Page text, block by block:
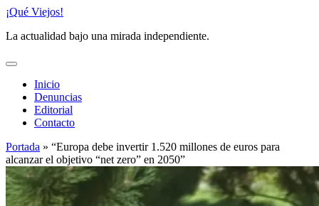
Saltar
contenido
¡Qué Viejos!
La actualidad bajo una mirada independiente.
Inicio
Denuncias
Editorial
Contacto
Portada » “Europa debe invertir 1.520 millones de euros para
alcanzar el objetivo “net zero” en 2050”